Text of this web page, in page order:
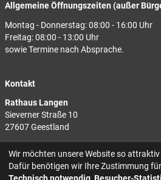
Allgemeine Öffnungszeiten (außer
Montag - Donnerstag: 08:00 - 16:00 Uhr
Freitag: 08:00 - 13:00 Uhr
sowie Termine nach Absprache.
Kontakt
Rathaus Langen
Sieverner Straße 10
27607 Geestland
Rathaus Bad Bederkesa
Am Markt 8
27624 Geestland
Wir möchten unsere Website so
Dafür benötigen wir Ihre Zustimmung